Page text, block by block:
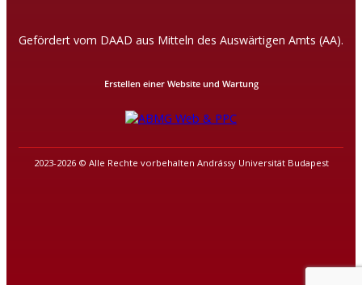
Gefördert vom DAAD aus Mitteln des Auswärtigen Amts (AA).
2023-2026 © Alle Rechte vorbehalten Andrássy Universität Budapest
Erstellen einer Website und Wartung